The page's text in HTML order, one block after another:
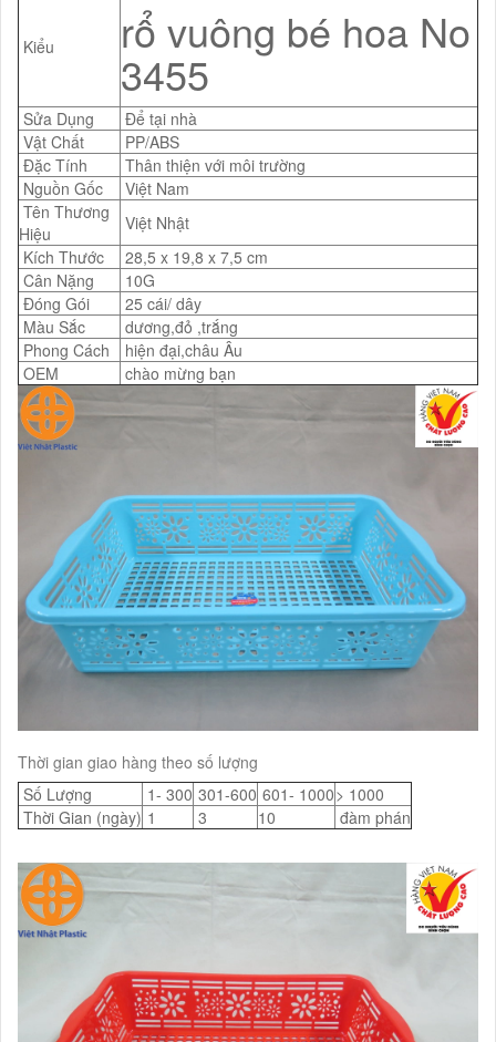
Kiểu rổ vuông bé hoa No
3455
Sửa Dụng
Để tại nhà
Vật Chất
PP/ABS
Đặc Tính
Thân thiện với môi trường
Nguồn Gốc
Việt Nam
Tên Thương
Hiệu
Việt Nhật
Kích Thước
28,5 x 19,8 x 7,5 cm
Cân Nặng
10G
Đóng Gói
25 cái/ dây
Màu Sắc
dương,đỏ ,trắng
Phong Cách
hiện đại,châu Âu
OEM
chào mừng bạn
Thời gian giao hàng theo số lượng
Số Lượng
1- 300 301-600 601- 1000> 1000
Thời Gian (ngày) 1 3 10 đàm phán